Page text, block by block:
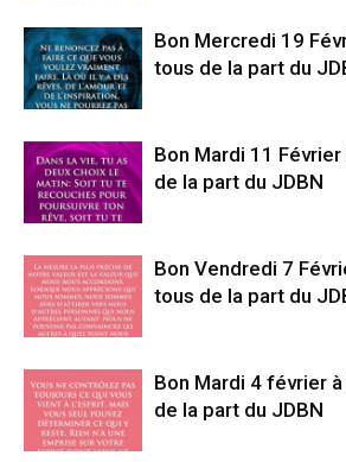
Bon Mercredi 19
tous de la part du
Bon Mardi 11
de la part du JDBN
Bon Vendredi 7
tous de la part du
Bon Mardi 4 février
de la part du JDBN